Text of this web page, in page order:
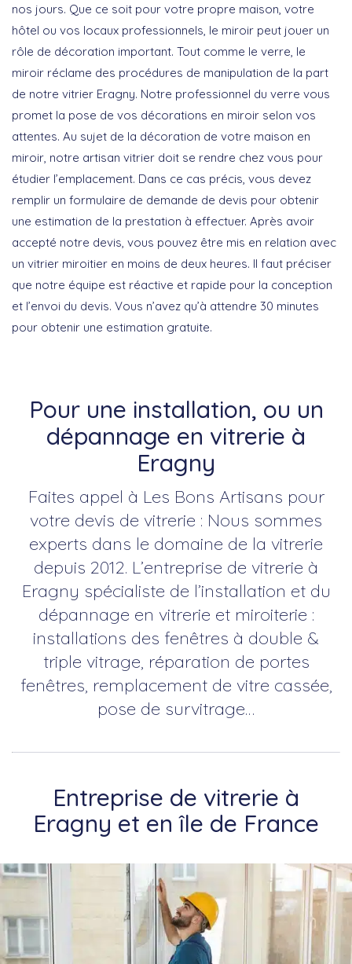
nos jours. Que ce soit pour votre propre maison, votre
hôtel ou vos locaux professionnels, le miroir peut jouer un
rôle de décoration important. Tout comme le verre, le
miroir réclame des procédures de manipulation de la part
de notre vitrier Eragny. Notre professionnel du verre vous
promet la pose de vos décorations en miroir selon vos
attentes. Au sujet de la décoration de votre maison en
miroir, notre artisan vitrier doit se rendre chez vous pour
étudier l’emplacement. Dans ce cas précis, vous devez
remplir un formulaire de demande de devis pour obtenir
une estimation de la prestation à effectuer. Après avoir
accepté notre devis, vous pouvez être mis en relation avec
un vitrier miroitier en moins de deux heures. Il faut préciser
que notre équipe est réactive et rapide pour la conception
et l’envoi du devis. Vous n’avez qu’à attendre 30 minutes
pour obtenir une estimation gratuite.
Pour une installation, ou un
dépannage en vitrerie à
Eragny
Faites appel à Les Bons Artisans pour
votre devis de vitrerie : Nous sommes
experts dans le domaine de la vitrerie
depuis 2012. L’entreprise de vitrerie à
Eragny spécialiste de l’installation et du
dépannage en vitrerie et miroiterie :
installations des fenêtres à double &
triple vitrage, réparation de portes
fenêtres, remplacement de vitre cassée,
pose de survitrage…
Entreprise de vitrerie à
Eragny et en île de France